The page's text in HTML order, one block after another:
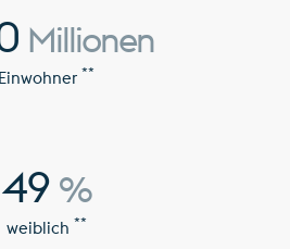
Millionen
Einwohner **
49 %
weiblich **